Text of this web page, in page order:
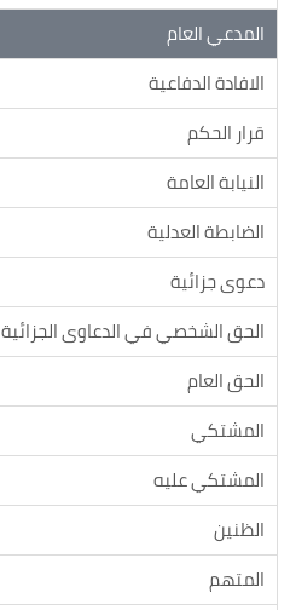
المدعي العام
الافادة الدفاعية
قرار الحكم
النيابة العامة
الضابطة العدلية
دعوى جزائية
الحق الشخصي في الدعاوى الجزائية
الحق العام
المشتكي
المشتكي عليه
الظنين
المتهم